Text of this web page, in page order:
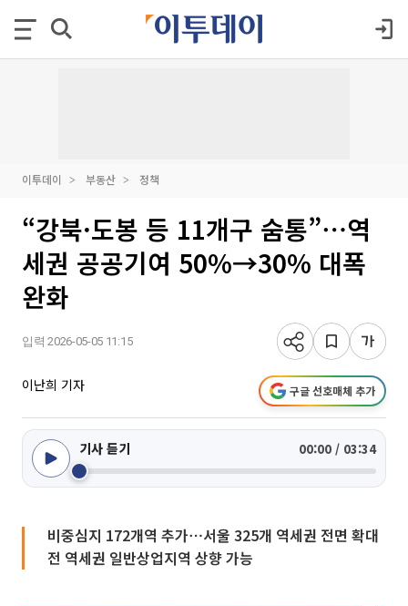
이투데이 부동산 정책
“강북·도봉 등 11개구 숨통”⋯역
세권 공공기여 50%→30% 대폭
완화
입력 2026-05-05 11:15
이난희 기자 구글 선호매체 추가
기사 듣기 00:00 / 03:34
비중심지 172개역 추가⋯서울 325개 역세권 전면 확대
전 역세권 일반상업지역 상향 가능